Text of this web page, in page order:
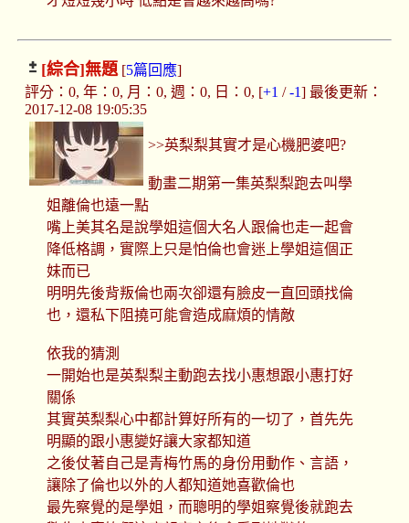
[綜合]無題[5篇回應]
評分：0, 年：0, 月：0, 週：0, 日：0, [+1 /-1] 最後更新：
2017-12-08 19:05:35
>>英梨梨其實才是心機肥婆吧?
動畫二期第一集英梨梨跑去叫學
姐離倫也遠一點
嘴上美其名是說學姐這個大名人跟倫也走一起會
降低格調，實際上只是怕倫也會迷上學姐這個正
妹而已
明明先後背叛倫也兩次卻還有臉皮一直回頭找倫
也，還私下阻撓可能會造成麻煩的情敵
依我的猜測
一開始也是英梨梨主動跑去找小惠想跟小惠打好
關係
其實英梨梨心中都計算好所有的一切了，首先先
明顯的跟小惠變好讓大家都知道
之後仗著自己是青梅竹馬的身份用動作、言語，
讓除了倫也以外的人都知道她喜歡倫也
最先察覺的是學姐，而聰明的學姐察覺後就跑去